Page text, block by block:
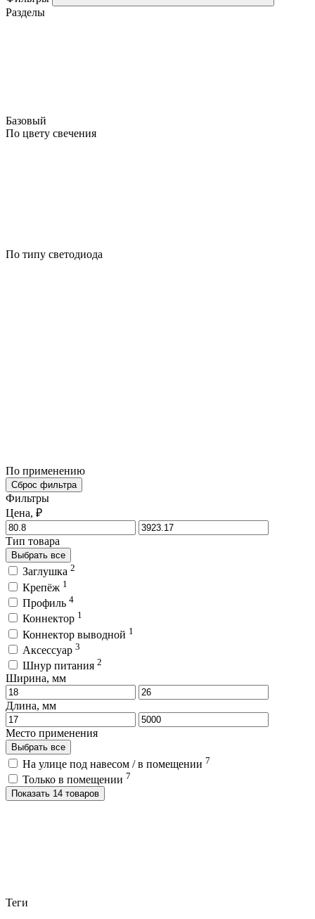
Разделы
Базовый
По цвету свечения
По типу светодиода
По применению
Сброс фильтра
Фильтры
Цена, ₽
Тип товара
Выбрать все
Заглушка 2
Крепёж 1
Профиль 4
Коннектор 1
Коннектор выводной 1
Аксессуар 3
Шнур питания 2
Ширина, мм
Длина, мм
Место применения
Выбрать все
На улице под навесом / в помещении 7
Только в помещении 7
Показать 14 товаров
Теги